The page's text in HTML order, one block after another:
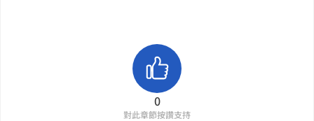
0
對此章節按讚支持